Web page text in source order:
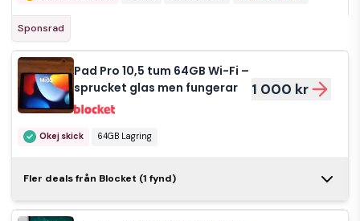
Sponsrad
Pad Pro 10,5 tum 64GB Wi-Fi –
sprucket glas men fungerar
1 000 kr
Okej skick 64GB Lagring
iPad
10,5
Fler deals från Blocket (1 fynd)